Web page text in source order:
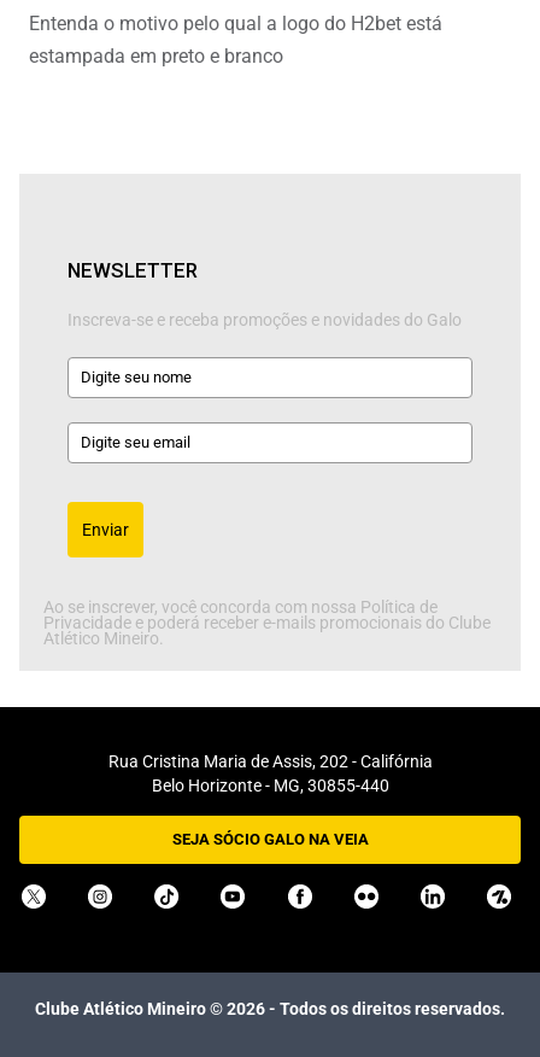
Entenda o motivo pelo qual a logo do H2bet está
estampada em preto e branco
NEWSLETTER
Inscreva-se e receba promoções e novidades do Galo
Enviar
Ao se inscrever, você concorda com nossa Política de
Privacidade e poderá receber e-mails promocionais do Clube
Atlético Mineiro.
Rua Cristina Maria de Assis, 202 - Califórnia
Belo Horizonte - MG, 30855-440
SEJA SÓCIO GALO NA VEIA
Clube Atlético Mineiro ©2026- Todos os direitos reservados.